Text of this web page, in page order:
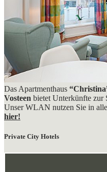
Das Apartmenthaus
Vosteen bietet Unterkünfte zur
Unser WLAN nutzen Sie in
hier!
Private City Hotels